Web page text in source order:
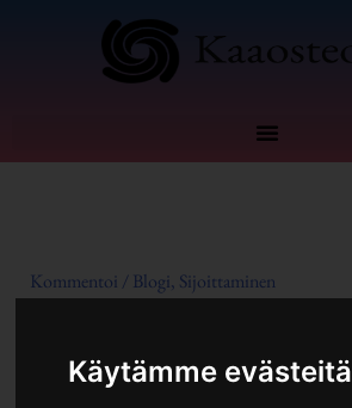
Käytämme evästeitä
Kommentoi / Blogi, Sijoittaminen